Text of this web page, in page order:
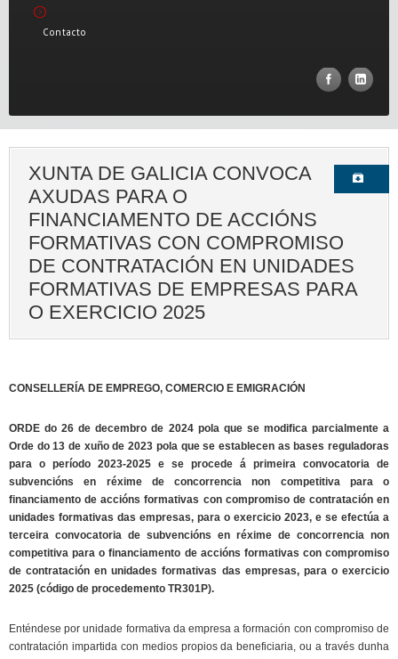
Contacto
XUNTA DE GALICIA CONVOCA
AXUDAS PARA O
FINANCIAMENTO DE ACCIÓNS
FORMATIVAS CON COMPROMISO
DE CONTRATACIÓN EN UNIDADES
FORMATIVAS DE EMPRESAS PARA
O EXERCICIO 2025
CONSELLERÍA DE EMPREGO, COMERCIO E EMIGRACIÓN
ORDE do 26 de decembro de 2024 pola que se modifica parcialmente a
Orde do 13 de xuño de 2023 pola que se establecen as bases reguladoras
para o período 2023-2025 e se procede á primeira convocatoria de
subvencións en réxime de concorrencia non competitiva para o
financiamento de accións formativas con compromiso de contratación en
unidades formativas das empresas, para o exercicio 2023, e se efectúa a
terceira convocatoria de subvencións en réxime de concorrencia non
competitiva para o financiamento de accións formativas con compromiso
de contratación en unidades formativas das empresas, para o exercicio
2025 (código de procedemento TR301P).
Enténdese por unidade formativa da empresa a formación con compromiso de
contratación impartida con medios propios da beneficiaria, ou a través dunha